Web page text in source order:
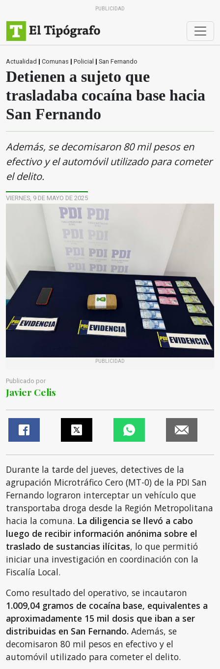
PUBLICIDAD
Actualidad | Comunas | Policial | San Fernando
Detienen a sujeto que
trasladaba cocaína base hacia
San Fernando
Además, se decomisaron 80 mil pesos en
efectivo y el automóvil utilizado para cometer
el delito.
VIERNES, 9 DE MAYO DE 2025
PUBLICIDAD
Publicado por
Javier Celis
Durante la tarde del jueves, detectives de la
agrupación Microtráfico Cero (MT-0) de la PDI San
Fernando lograron interceptar un vehículo que
transportaba droga desde la Región Metropolitana
hacia la comuna. La diligencia se llevó a cabo
luego de recibir información anónima sobre el
traslado de sustancias ilícitas, lo que permitió
iniciar una investigación en coordinación con la
Fiscalía Local.
Como resultado del operativo, se incautaron
1.009,04 gramos de cocaína base, equivalentes a
aproximadamente 15 mil dosis que iban a ser
distribuidas en San Fernando. Además, se
decomisaron 80 mil pesos en efectivo y el
automóvil utilizado para cometer el delito.